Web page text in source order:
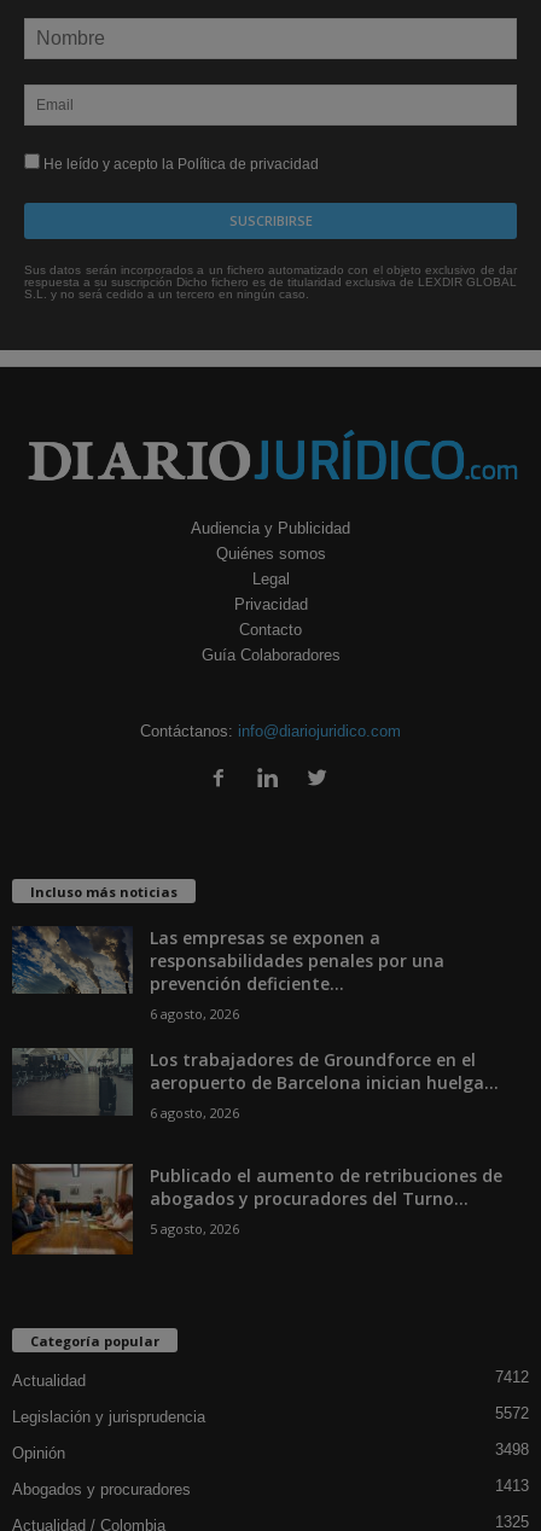
He leído y acepto la Política de privacidad
Sus datos serán incorporados a un fichero automatizado con el objeto exclusivo de dar
respuesta a su suscripción Dicho fichero es de titularidad exclusiva de LEXDIR GLOBAL
S.L. y no será cedido a un tercero en ningún caso.
Audiencia y Publicidad
Quiénes somos
Legal
Privacidad
Contacto
Guía Colaboradores
Contáctanos: info@diariojuridico.com
Incluso más noticias
Las empresas se exponen a
responsabilidades penales por una
prevención deficiente...
6 agosto, 2026
Los trabajadores de Groundforce en el
aeropuerto de Barcelona inician huelga...
6 agosto, 2026
Publicado el aumento de retribuciones de
abogados y procuradores del Turno...
5 agosto, 2026
Categoría popular
Actualidad 7412
Legislación y jurisprudencia 5572
Opinión 3498
Abogados y procuradores 1413
Actualidad / Colombia 1325